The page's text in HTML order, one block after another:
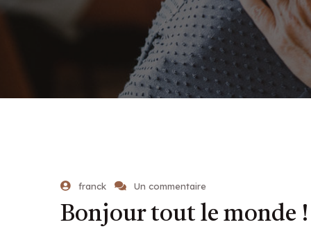
franck Un commentaire
Bonjour tout le monde !